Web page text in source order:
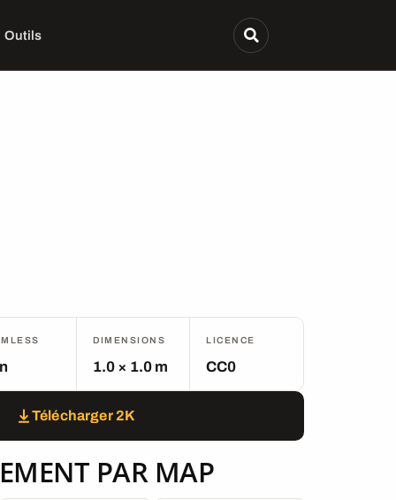
Outils
DIMENSIONS
1.0 × 1.0 m
LICENCE
CC0
Télécharger 2K
PAR MAP